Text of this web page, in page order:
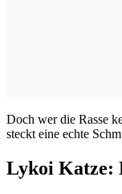
Doch wer die Rasse
steckt eine echte
Lykoi Katze: